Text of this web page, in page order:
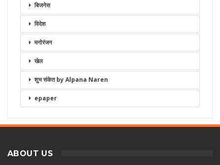
बिजनेस
विदेश
मनोरंजन
खेल
शुभ संकेत by Alpana Naren
epaper
ABOUT US